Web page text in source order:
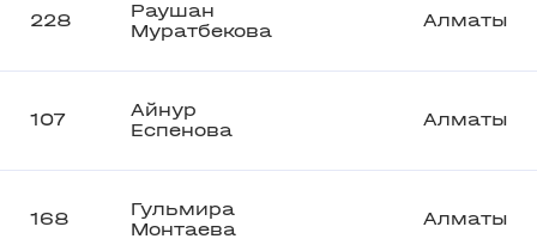
228
Раушан
Муратбекова
Алматы
107
Айнур
Еспенова
Алматы
168
Гульмира
Монтаева
Алматы